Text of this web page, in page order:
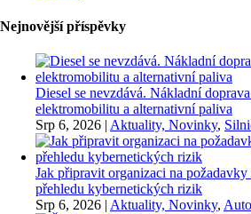
Nejnovější příspěvky
Diesel se nevzdává. Nákladní
elektromobilitu a alternativní paliva
Srp 6, 2026 | Aktuality, Novinky,
Jak připravit organizaci na
přehledu kybernetických rizik
Srp 6, 2026 | Aktuality, Novinky,